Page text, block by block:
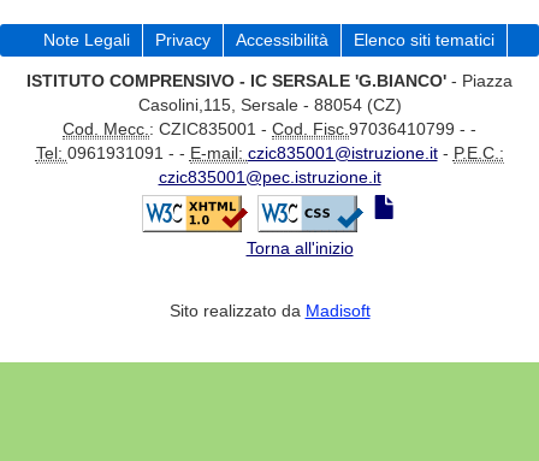
Note Legali Privacy Accessibilità Elenco siti tematici
ISTITUTO COMPRENSIVO - IC SERSALE 'G.BIANCO' - Piazza
Casolini,115, Sersale - 88054 (CZ)
Cod. Mecc.: CZIC835001 - Cod. Fisc.97036410799 - -
Tel: 0961931091 - - E-mail: czic835001@istruzione.it- P.E.C.:
czic835001@pec.istruzione.it
Torna all'inizio
Sito realizzato da Madisoft